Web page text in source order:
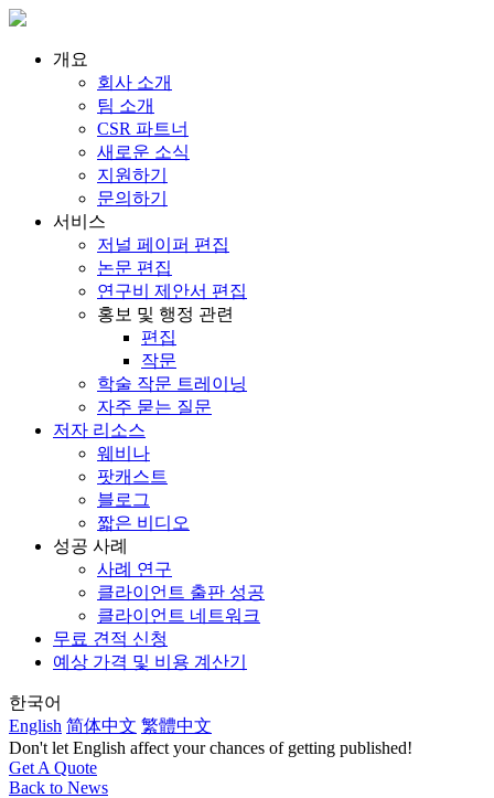
개요
회사 소개
팀 소개
CSR 파트너
새로운 소식
지원하기
문의하기
서비스
저널 페이퍼 편집
논문 편집
연구비 제안서 편집
홍보 및 행정 관련
편집
작문
학술 작문 트레이닝
자주 묻는 질문
저자 리소스
웨비나
팟캐스트
블로그
짧은 비디오
성공 사례
사례 연구
클라이언트 출판 성공
클라이언트 네트워크
무료 견적 신청
예상 가격 및 비용 계산기
한국어
English 简体中文 繁體中文
Don't let English affect your chances of getting published!
Get A Quote
Back to News